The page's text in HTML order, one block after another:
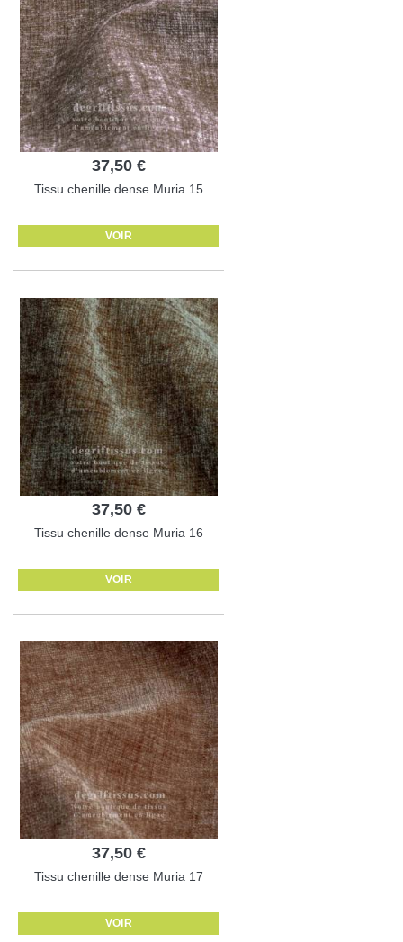
37,50 €
Tissu chenille dense Muria 15
VOIR
37,50 €
Tissu chenille dense Muria 16
VOIR
37,50 €
Tissu chenille dense Muria 17
VOIR